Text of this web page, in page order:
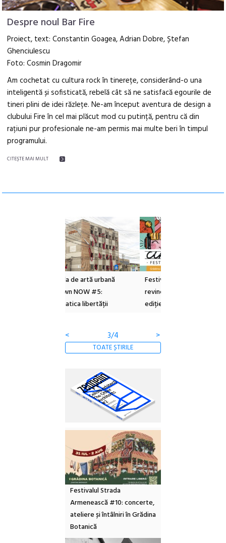
Despre noul Bar Fire
Proiect, text: Constantin Goagea, Adrian Dobre, Ștefan
Ghenciulescu
Foto: Cosmin Dragomir
Am cochetat cu cultura rock în tinerețe, considerând-o una
inteligentă și sofisticată, rebelă cât să ne satisfacă egourile de
tineri plini de idei răzlețe. Ne-am început aventura de design a
clubului Fire în cel mai plăcut mod cu putință, pentru că din
rațiuni pur profesionale ne-am permis mai multe beri în timpul
programului.
CITEŞTE MAI MULT
Festivalul Cinemascop
revine la Eforie Sud cu a IX-a
ediție
<
3/4 >
TOATE ȘTIRILE
Festivalul Strada
Armenească #10: concerte,
ateliere și întâlniri în Grădina
Botanică